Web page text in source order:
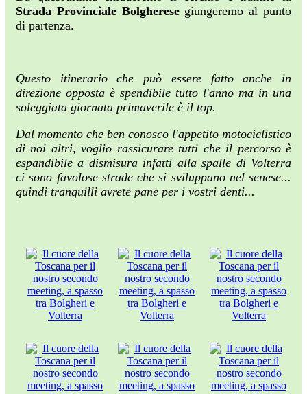
Strada Provinciale Bolgheresegiungeremo al punto
di partenza.
Questo itinerario che può essere fatto anche in
direzione opposta è spendibile tutto l'anno ma in una
soleggiata giornata primaverile è il top.
Dal momento che ben conosco l'appetito motociclistico
di noi altri, voglio rassicurare tutti che il percorso è
espandibile a dismisura infatti alla spalle di Volterra
ci sono favolose strade che si sviluppano nel senese...
quindi tranquilli avrete pane per i vostri denti...